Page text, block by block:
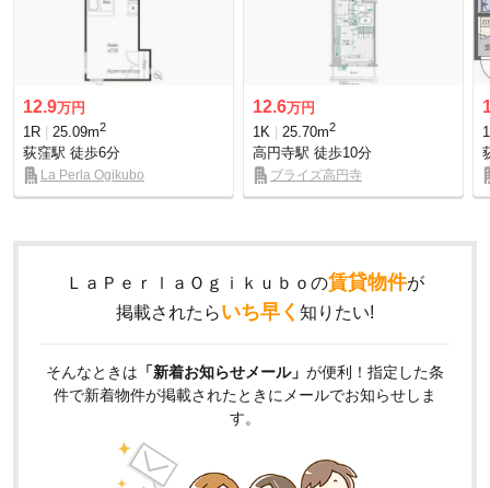
12.9万円
1R
25.09m2
荻窪駅 徒歩6分
La Perla Ogikubo
12.6万円
1K
25.70m2
高円寺駅 徒歩10分
ブライズ高円寺
ＬａＰｅｒｌａＯｇｉｋｕｂｏの賃貸物件が
掲載されたらいち早く 知りたい!
そんなときは 「新着お知らせメール」 が便利！指定した条
件で新着物件が掲載されたときにメールでお知らせしま
す。